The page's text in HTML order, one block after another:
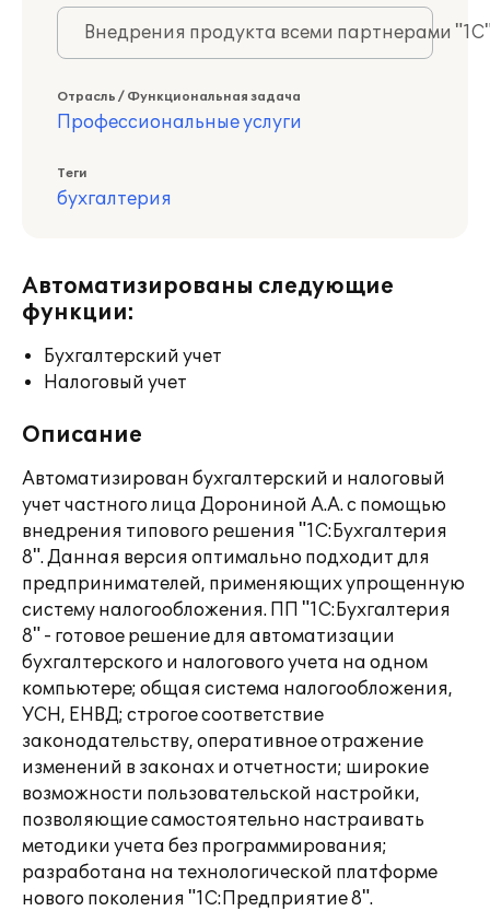
Внедрения продукта всеми партнерами
Отрасль / Функциональная задача
Профессиональные услуги
Теги
бухгалтерия
Автоматизированы следующие
функции:
Бухгалтерский учет
Налоговый учет
Описание
Автоматизирован бухгалтерский и налоговый
учет частного лица Дорониной А.А. с помощью
внедрения типового решения "1С:Бухгалтерия
8". Данная версия оптимально подходит для
предпринимателей, применяющих упрощенную
систему налогообложения. ПП "1С:Бухгалтерия
8" - готовое решение для автоматизации
бухгалтерского и налогового учета на одном
компьютере; общая система налогообложения,
УСН, ЕНВД; строгое соответствие
законодательству, оперативное отражение
изменений в законах и отчетности; широкие
возможности пользовательской настройки,
позволяющие самостоятельно настраивать
методики учета без программирования;
разработана на технологической платформе
нового поколения "1С:Предприятие 8".